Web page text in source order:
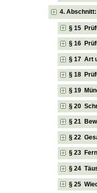
4.
§ 15
§ 16
§ 17 Art
§ 18
§ 19
§ 20
§ 21
§ 22
§ 23
§ 24
§ 25